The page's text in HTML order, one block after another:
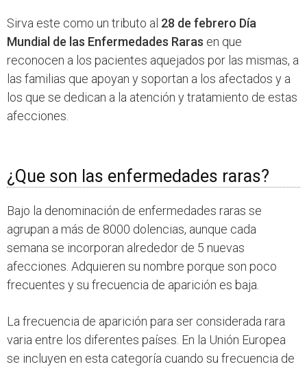
Sirva este como un tributo al 28 de febrero Día
Mundial de las Enfermedades Raras en que
reconocen a los pacientes aquejados por las mismas, a
las familias que apoyan y soportan a los afectados y a
los que se dedican a la atención y tratamiento de estas
afecciones.
¿Que son las enfermedades raras?
Bajo la denominación de enfermedades raras se
agrupan a más de 8000 dolencias, aunque cada
semana se incorporan alrededor de 5 nuevas
afecciones. Adquieren su nombre porque son poco
frecuentes y su frecuencia de aparición es baja.
La frecuencia de aparición para ser considerada rara
varia entre los diferentes países. En la Unión Europea
se incluyen en esta categoría cuando su frecuencia de